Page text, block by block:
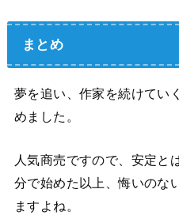
まとめ
夢を追い、作家を続けてい
めました。
人気商売ですので、安定と
分で始めた以上、悔いのな
ますよね。